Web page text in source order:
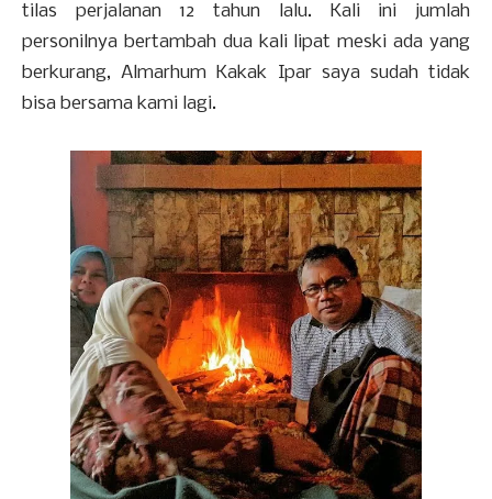
tilas perjalanan 12 tahun lalu. Kali ini jumlah
personilnya bertambah dua kali lipat meski ada yang
berkurang, Almarhum Kakak Ipar saya sudah tidak
bisa bersama kami lagi.